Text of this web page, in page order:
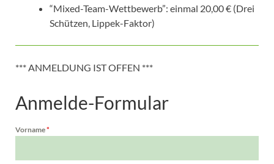
“Mixed-Team-Wettbewerb”: einmal 20,00 € (Drei
Schützen, Lippek-Faktor)
*** ANMELDUNG IST OFFEN ***
Anmelde-Formular
Vorname*